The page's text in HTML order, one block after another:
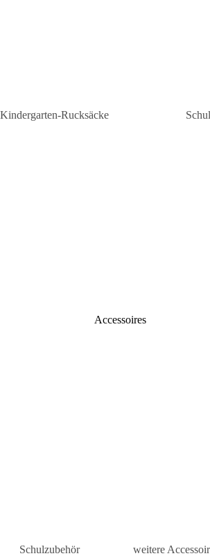
Kindergarten-Rucksäcke
Accessoires
Schulzubehör
weitere